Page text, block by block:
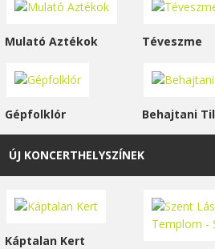
Mulató Aztékok Téveszme
Gépfolklór Behajtani
ÚJ KONCERTHELYSZÍNEK
Káptalan Kert